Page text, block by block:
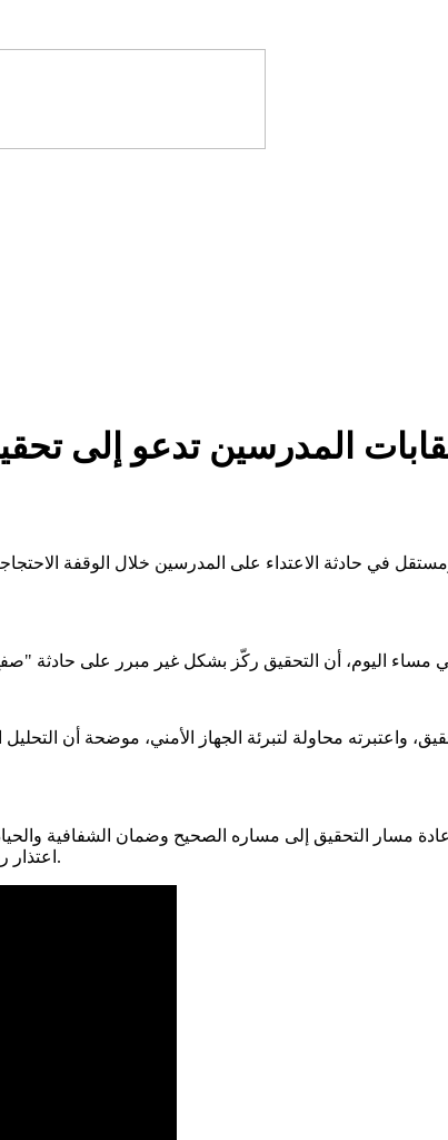
المدرسين تدعو إلى
في حادثة الاعتداء على المدرسين خلال الوقفة
واعتبرته محاولة لتبرئة الجهاز الأمني، موضحة أن
مسار التحقيق إلى مساره الصحيح وضمان الشفافية
اعتذار رسمي يرد اعتبارهم ويعوضهم عن الأضرار النفسية والجسدية التي لحقت بهم.